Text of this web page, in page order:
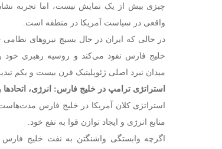
چیزی بیش از یک نمایش نیست، اما تجربه
واقعی در سیاست آمریکا در منطقه است.
در حالی که ایران در حال بسیج نیروهای
خلیج فارس نفوذ می‌کند و روسیه رهبری خود
میدان نبرد اصلی ژئوپلیتیک قرن بیست و یکم
استراتژی ترامپ در خلیج فارس: انرژی، اتحادها
استراتژی کلان آمریکا در خلیج فارس
منابع انرژی و ایجاد توازن قوا به نفع خود.
اگرچه وابستگی واشنگتن به نفت خلیج فارس